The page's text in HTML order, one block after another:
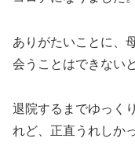
ありがたいことに、
会うことはできない
退院するまでゆっく
れど、正直うれしか